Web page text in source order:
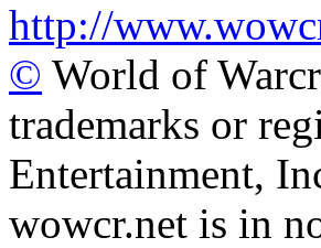
http://
© World of
trademarks or
Entertainment,
wowcr.net is in